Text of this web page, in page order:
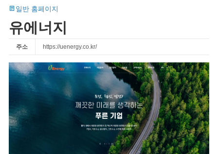
일반 홈페이지
유에너지
주소 https://uenergy.co.kr/